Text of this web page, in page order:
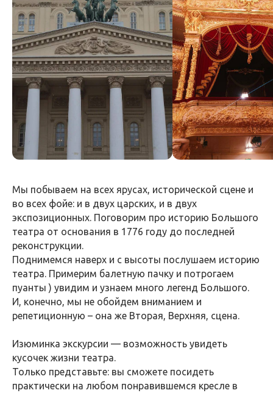
Мы побываем на всех ярусах, исторической сцене и
во всех фойе: и в двух царских, и в двух
экспозиционных. Поговорим про историю Большого
театра от основания в 1776 году до последней
реконструкции.
Поднимемся наверх и с высоты послушаем историю
театра. Примерим балетную пачку и потрогаем
пуанты ) увидим и узнаем много легенд Большого.
И, конечно, мы не обойдем вниманием и
репетиционную – она же Вторая, Верхняя, сцена.
Изюминка экскурсии — возможность увидеть
кусочек жизни театра.
Только представьте: вы сможете посидеть
практически на любом понравившемся кресле в